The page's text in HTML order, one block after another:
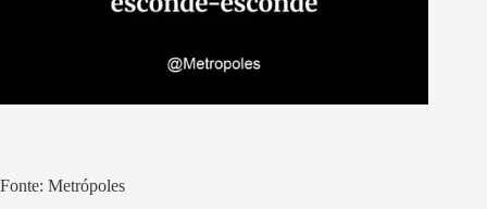
Fonte: Metrópoles